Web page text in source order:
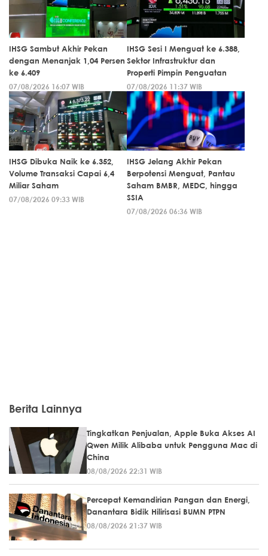
IHSG Sambut Akhir Pekan
dengan Menanjak 1,04 Persen
ke 6.409
07/08/2026 16:07 WIB
IHSG Sesi I Menguat ke 6.388,
Sektor Infrastruktur dan
Properti Pimpin Penguatan
07/08/2026 11:37 WIB
IHSG Dibuka Naik ke 6.352,
Volume Transaksi Capai 6,4
Miliar Saham
07/08/2026 09:33 WIB
IHSG Jelang Akhir Pekan
Berpotensi Menguat, Pantau
Saham BMBR, MEDC, hingga
SSIA
07/08/2026 06:36 WIB
Berita Lainnya
Tingkatkan Penjualan, Apple Buka Akses AI
Qwen Milik Alibaba untuk Pengguna Mac di
China
08/08/2026 22:31 WIB
Percepat Kemandirian Pangan dan Energi,
Danantara Bidik Hilirisasi BUMN PTPN
08/08/2026 21:37 WIB